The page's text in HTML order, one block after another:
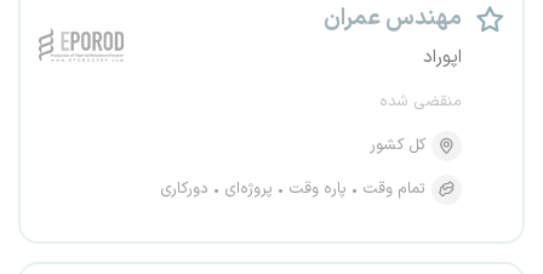
مهندس عمران
اپوراد
منقضی شده
کل کشور
تمام وقت
پاره وقت پروژه‌ای دورکاری